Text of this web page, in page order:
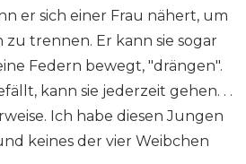
er sich einer Frau nähert, um
zu trennen. Er kann sie sogar
Federn bewegt, "drängen".
kann sie jederzeit gehen. . .
Ich habe diesen Jungen
keines der vier Weibchen